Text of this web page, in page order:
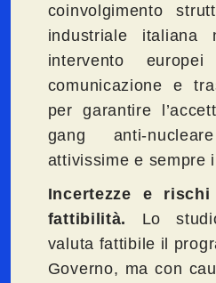
coinvolgimento
industriale italiana
intervento
comunicazione e
per garantire
gang anti-
attivissime e sempre
Incertezze e
fattibilità.
Lo
valuta fattibile il
Governo, ma con